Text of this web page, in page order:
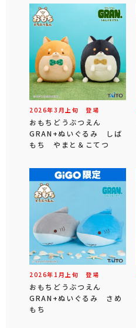
2026年3 月 上旬 登場
おもちどうぶつえん
GRAN+ぬいぐるみ しば
もち やまと＆こてつ
2026年 1 月 上旬 登場
おもちどうぶつえん
GRAN+ぬいぐるみ さめ
もち